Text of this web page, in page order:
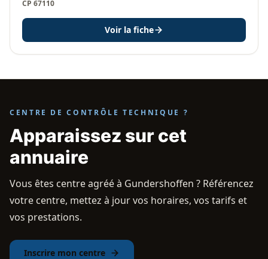
CP 67110
Voir la fiche
CENTRE DE CONTRÔLE TECHNIQUE ?
Apparaissez sur cet
annuaire
Vous êtes centre agréé à Gundershoffen ? Référencez
votre centre, mettez à jour vos horaires, vos tarifs et
vos prestations.
Inscrire mon centre